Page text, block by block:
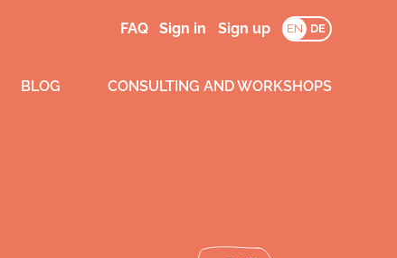
FAQ Sign in Sign up EN DE
BLOG CONSULTING AND WORKSHOPS